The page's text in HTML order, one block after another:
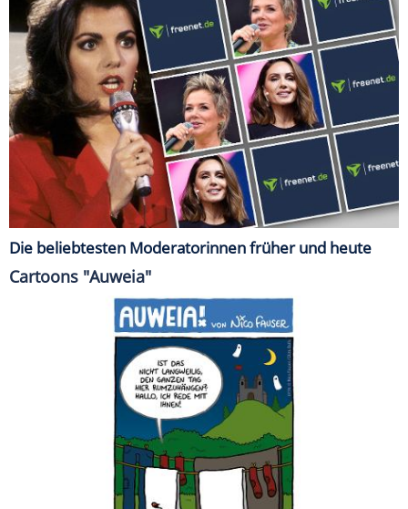
Die beliebtesten Moderatorinnen früher und heute
Cartoons "Auweia"